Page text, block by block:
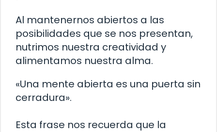
Al mantenernos abiertos a las
posibilidades que se nos presentan,
nutrimos nuestra creatividad y
alimentamos nuestra alma.
«Una mente abierta es una puerta sin
cerradura».
Esta frase nos recuerda que la